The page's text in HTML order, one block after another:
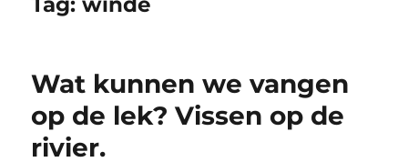
Wat kunnen we vangen
op de lek? Vissen op de
rivier.